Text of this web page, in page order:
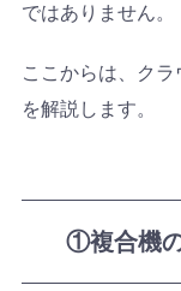
ではありません。
ここからは、ク
を解説します。
①複合機